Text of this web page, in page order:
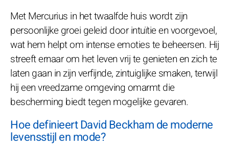
Met Mercurius in het twaalfde huis wordt zijn
persoonlijke groei geleid door intuïtie en voorgevoel,
wat hem helpt om intense emoties te beheersen. Hij
streeft ernaar om het leven vrij te genieten en zich te
laten gaan in zijn verfijnde, zintuiglijke smaken, terwijl
hij een vreedzame omgeving omarmt die
bescherming biedt tegen mogelijke gevaren.
Hoe definieert David Beckham de moderne
levensstijl en mode?